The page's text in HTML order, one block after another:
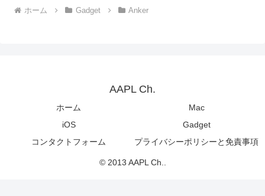
ホーム Gadget Anker
AAPL Ch.
ホーム
Mac
iOS
Gadget
コンタクトフォーム
プライバシーポリシーと免責事項
© 2013 AAPL Ch..